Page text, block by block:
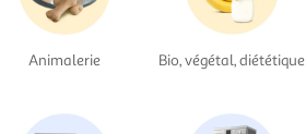
Animalerie Bio, végétal, diététique